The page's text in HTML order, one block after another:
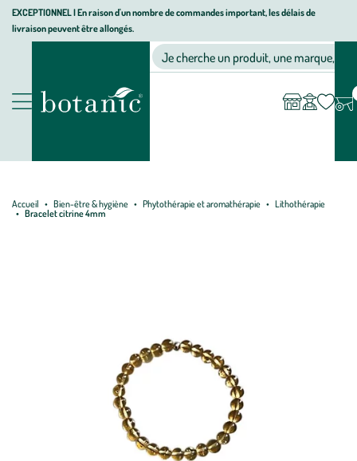
Aller
Aller
au
Aller
au
page
EXCEPTIONNEL I En raison d'un nombre de commandes important, les délais de
livraison peuvent être allongés.
Nos produits
Jardinerie écologique, animalerie, décoration, alimentation bio
Je cherche un produit, une marque, un
compte
Accueil Bien-être & hygiène Phytothérapie et aromathérapie
Lithothérapie
Bracelet citrine 4mm